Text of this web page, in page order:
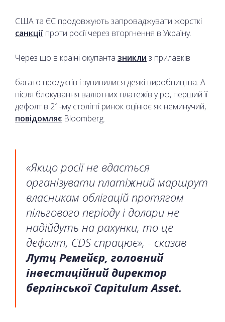
США та ЄС продовжують запроваджувати жорсткі
санкції проти росії через вторгнення в Україну.
Через що в країні окупанта зникли з прилавків
багато продуктів і зупинилися деякі виробництва. А
після блокування валютних платежів у рф, перший її
дефолт в 21-му столітті ринок оцінює як неминучий,
повідомляє Bloomberg.
«Якщо росії не вдасться
організувати платіжний маршрут
власникам облігацій протягом
пільгового періоду і долари не
надійдуть на рахунки, то це
дефолт, CDS спрацює», - сказав
Лутц Ремейєр, головний
інвестиційний директор
берлінської Capitulum Asset.